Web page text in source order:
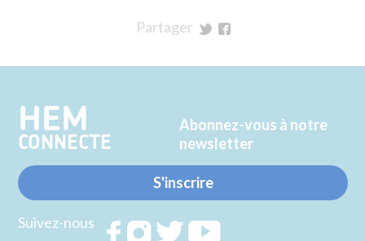
Partager
Twitter
Facebook
HEM
CONNECTE
Abonnez-vous à notre
newsletter
S'inscrire
Suivez-nous
RejoignezRejoignezRejoignez